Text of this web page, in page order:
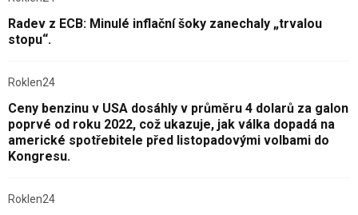
Radev z ECB: Minulé inflační šoky zanechaly „trvalou
stopu“.
Roklen24
Ceny benzinu v USA dosáhly v průměru 4 dolarů za galon
poprvé od roku 2022, což ukazuje, jak válka dopadá na
americké spotřebitele před listopadovými volbami do
Kongresu.
Roklen24